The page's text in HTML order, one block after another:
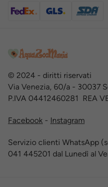
© 2024 - diritti riservati
Via Venezia, 60/a - 30037
P.IVA 04412460281 REA
Facebook - Instagram
Servizio clienti WhatsApp
041 445201 dal Lunedì al